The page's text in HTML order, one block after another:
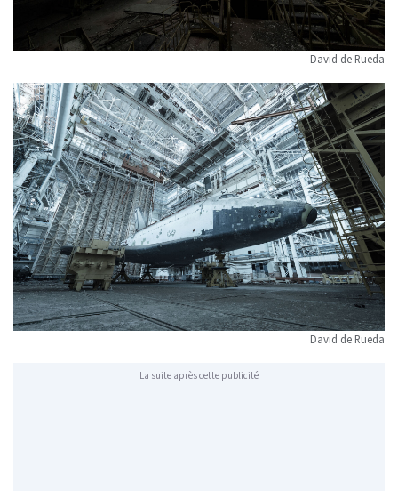
David de Rueda
David de Rueda
La suite après cette publicité